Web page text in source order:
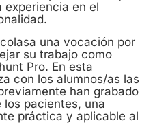
experiencia en el
una vocación por
su trabajo como
Pro. En esta
con los alumnos/as las
han grabado
pacientes, una
práctica y aplicable al